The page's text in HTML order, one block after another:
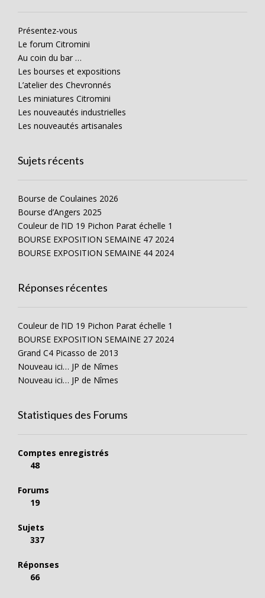
Présentez-vous
Le forum Citromini
Au coin du bar …
Les bourses et expositions
L’atelier des Chevronnés
Les miniatures Citromini
Les nouveautés industrielles
Les nouveautés artisanales
Sujets récents
Bourse de Coulaines 2026
Bourse d’Angers 2025
Couleur de l’ID 19 Pichon Parat échelle 1
BOURSE EXPOSITION SEMAINE 47 2024
BOURSE EXPOSITION SEMAINE 44 2024
Réponses récentes
Couleur de l’ID 19 Pichon Parat échelle 1
BOURSE EXPOSITION SEMAINE 27 2024
Grand C4 Picasso de 2013
Nouveau ici… JP de Nîmes
Nouveau ici… JP de Nîmes
Statistiques des Forums
Comptes enregistrés
48
Forums
19
Sujets
337
Réponses
66